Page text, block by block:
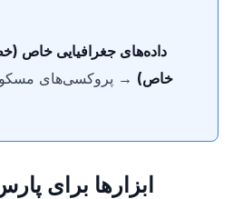
داده‌های جغرافیایی خاص
خاص) → پروکسی‌های
ابزارها برای